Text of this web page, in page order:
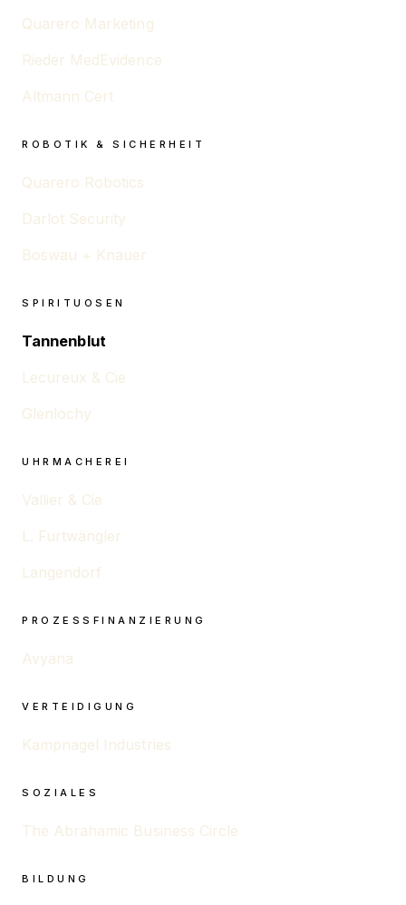
Quarero Marketing
Rieder MedEvidence
Altmann Cert
ROBOTIK & SICHERHEIT
Quarero Robotics
Darlot Security
Boswau + Knauer
SPIRITUOSEN
Tannenblut
Lecureux & Cie
Glenlochy
UHRMACHEREI
Vallier & Cie
L. Furtwängler
Langendorf
PROZESSFINANZIERUNG
Avyana
VERTEIDIGUNG
Kampnagel Industries
SOZIALES
The Abrahamic Business Circle
BILDUNG